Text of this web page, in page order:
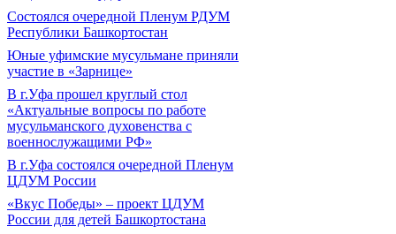
Состоялся очередной Пленум РДУМ
Республики Башкортостан
Юные уфимские мусульмане приняли
участие в «Зарнице»
В г.Уфа прошел круглый стол
«Актуальные вопросы по работе
мусульманского духовенства с
военнослужащими РФ»
В г.Уфа состоялся очередной Пленум
ЦДУМ России
«Вкус Победы» – проект ЦДУМ
России для детей Башкортостана